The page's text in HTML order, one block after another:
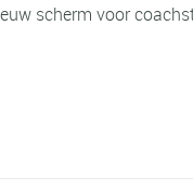
scherm voor